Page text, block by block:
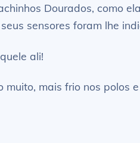
Dourados, como
sensores foram lhe
ali!
mais frio nos polos